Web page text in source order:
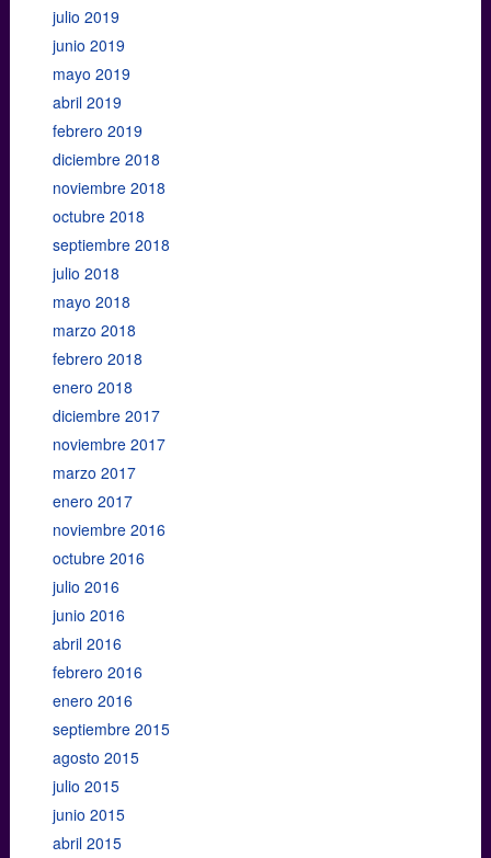
julio 2019
junio 2019
mayo 2019
abril 2019
febrero 2019
diciembre 2018
noviembre 2018
octubre 2018
septiembre 2018
julio 2018
mayo 2018
marzo 2018
febrero 2018
enero 2018
diciembre 2017
noviembre 2017
marzo 2017
enero 2017
noviembre 2016
octubre 2016
julio 2016
junio 2016
abril 2016
febrero 2016
enero 2016
septiembre 2015
agosto 2015
julio 2015
junio 2015
abril 2015